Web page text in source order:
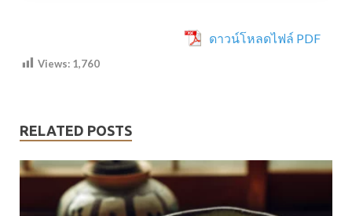
ดาวน์โหลดไฟล์ PDF
Views: 1,760
RELATED POSTS